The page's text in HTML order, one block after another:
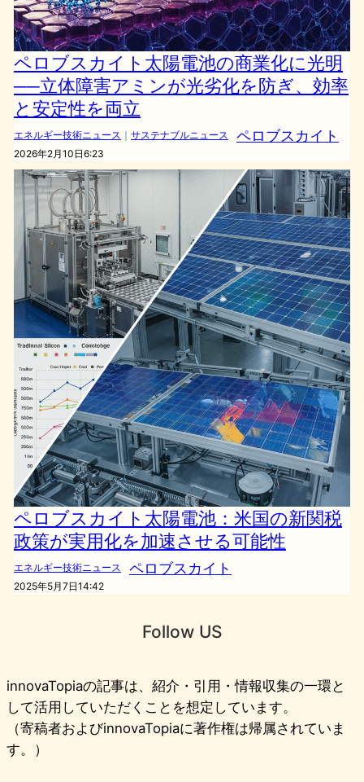
ペロブスカイト太陽電池の商業化に光明
──立体障害アミンが光劣化を防ぎ、効率
と安定性を両立
エネルギー技術ニュース ｜ サステナブルニュース ペロブスカイト
2026年2月10日6:23
ペロブスカイト太陽電池：米国の新関税
政策が実用化を加速させる可能性
エネルギー技術ニュース ペロブスカイト
2025年5月7日14:42
Follow US
innovaTopiaの記事は、紹介・引用・情報収集の一環と
して活用していただくことを想定しています。
（寄稿者およびinnovaTopiaに著作権は帰属されていま
す。）